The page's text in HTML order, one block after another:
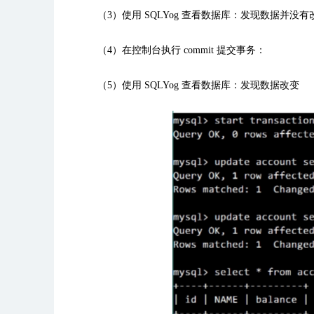
（3）使用 SQLYog 查看数据库：发现数据并没有
（4）在控制台执行 commit 提交事务：
（5）使用 SQLYog 查看数据库：发现数据改变